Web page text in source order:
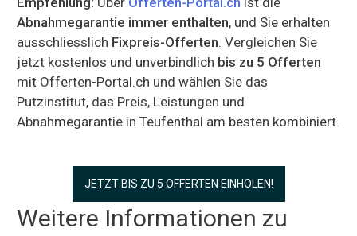
Abnahmegarantie immer enthalten, und Sie erhalten
ausschliesslich Fixpreis-Offerten. Vergleichen Sie
jetzt kostenlos und unverbindlich bis zu 5 Offerten
mit Offerten-Portal.ch und wählen Sie das
Putzinstitut, das Preis, Leistungen und
Abnahmegarantie in Teufenthal am besten kombiniert.
JETZT BIS ZU 5 OFFERTEN EINHOLEN!
Weitere Informationen zu